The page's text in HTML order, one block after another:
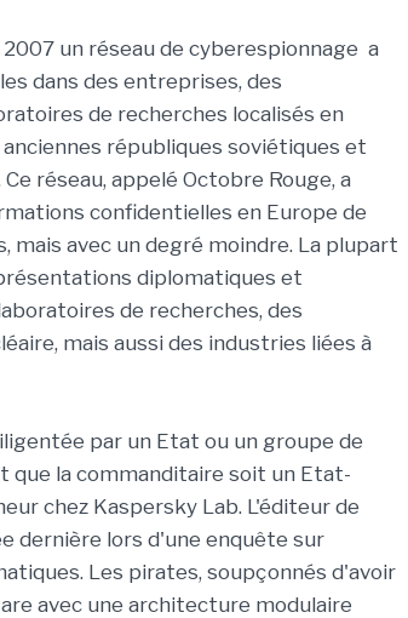
un réseau de cyberespionnage a
dans des entreprises, des
de recherches localisés en
républiques soviétiques et
réseau, appelé Octobre Rouge, a
confidentielles en Europe de
mais avec un degré moindre. La plupart
diplomatiques et
de recherches, des
mais aussi des industries liées à
par un Etat ou un groupe de
que la commanditaire soit un Etat-
chez Kaspersky Lab. L'éditeur de
dernière lors d'une enquête sur
Les pirates, soupçonnés d'avoir
avec une architecture modulaire